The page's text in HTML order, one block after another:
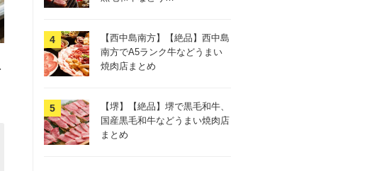
【西中島南方】【絶品】西中島
南方でA5ランク牛などうまい
焼肉店まとめ
【堺】【絶品】堺で黒毛和牛、
国産黒毛和牛などうまい焼肉店
まとめ